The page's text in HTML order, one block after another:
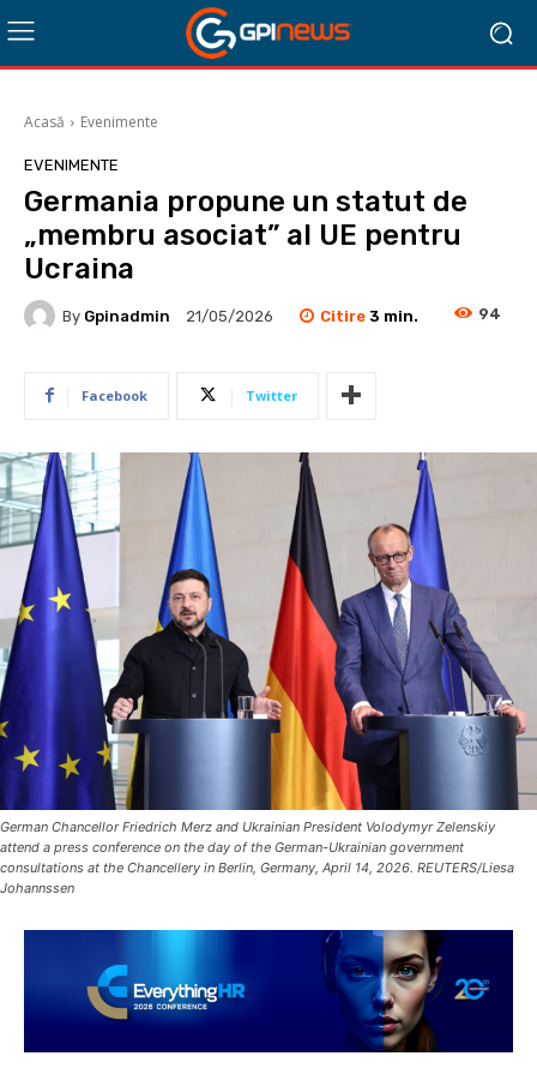
Acasă Evenimente
EVENIMENTE
Germania propune un statut de
„membru asociat” al UE pentru
Ucraina
By Gpinadmin 21/05/2026 Citire 3 min. 94
Facebook Twitter
German Chancellor Friedrich Merz and Ukrainian President Volodymyr Zelenskiy
attend a press conference on the day of the German-Ukrainian government
consultations at the Chancellery in Berlin, Germany, April 14, 2026. REUTERS/Liesa
Johannssen